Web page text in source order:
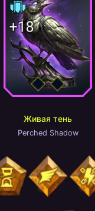
Живая тень
Perched Shadow